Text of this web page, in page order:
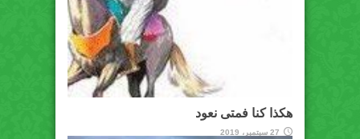
هكذا كنا فمتى نعود
27 سبتمبر، 2019